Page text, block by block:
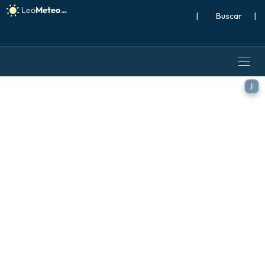
| |
GFS modelo - Grecia,